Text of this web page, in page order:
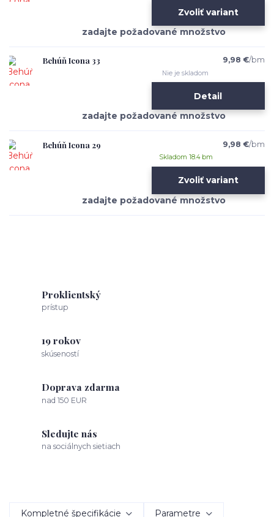
Zvoliť variant
Behúň Icona 33 9,98 €/bm
Nie je skladom
Detail
Behúň Icona 29 9,98 €/bm
Skladom 18.4 bm
Zvoliť variant
Proklientský
prístup
19 rokov
skúseností
Doprava zdarma
nad 150 EUR
Sledujte nás
na sociálnych sietiach
Kompletné špecifikácie Parametre